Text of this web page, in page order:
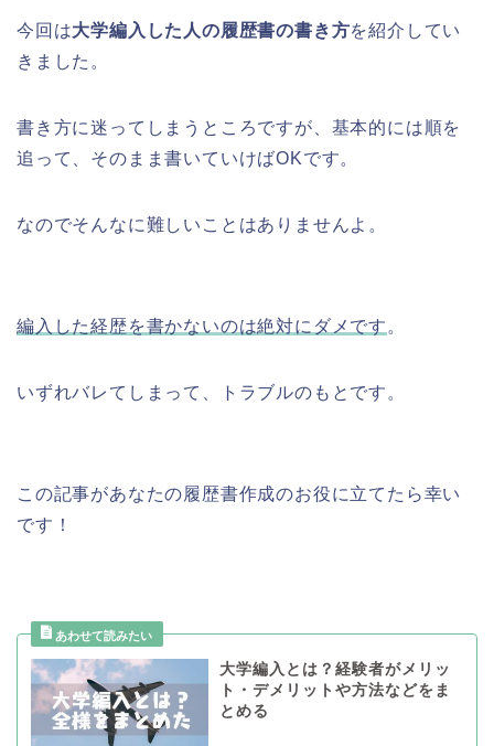
今回は大学編入した人の履歴書の書き方を紹介してい
きました。
書き方に迷ってしまうところですが、基本的には順を
追って、そのまま書いていけばOKです。
なのでそんなに難しいことはありませんよ。
編入した経歴を書かないのは絶対にダメです 。
いずれバレてしまって、トラブルのもとです。
この記事があなたの履歴書作成のお役に立てたら幸い
です！
大学編入とは？経験者がメリッ
ト・デメリットや方法などをま
とめる